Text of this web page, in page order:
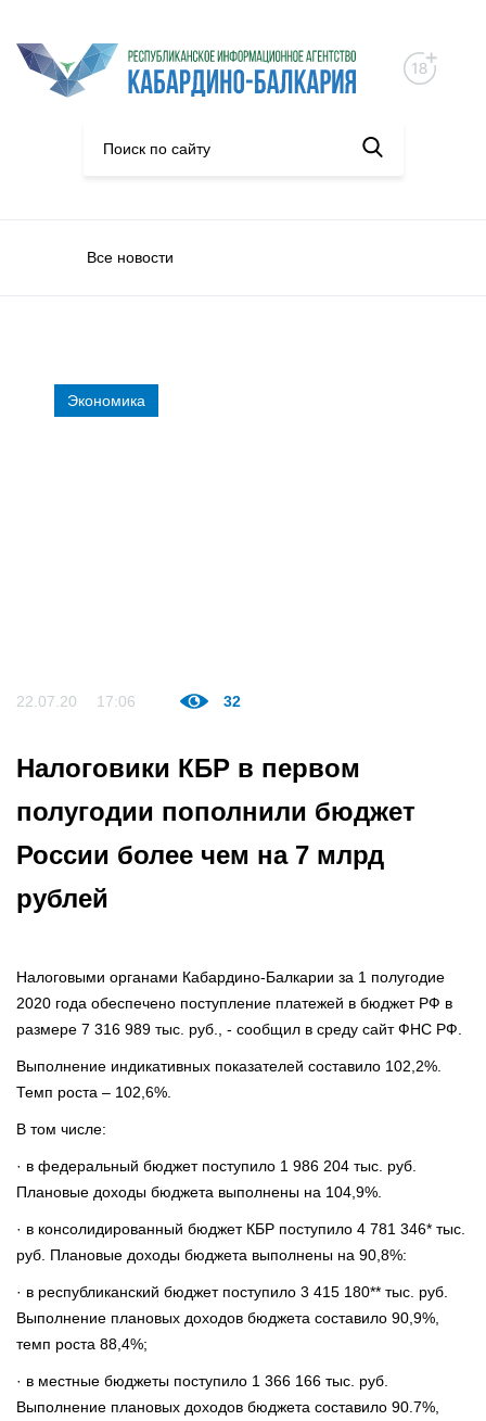
Все новости
Экономика
22.07.20 17:06 32
Налоговики КБР в первом
полугодии пополнили бюджет
России более чем на 7 млрд
рублей
Налоговыми органами Кабардино-Балкарии за 1 полугодие
2020 года обеспечено поступление платежей в бюджет РФ в
размере 7 316 989 тыс. руб., - сообщил в среду сайт ФНС РФ.
Выполнение индикативных показателей составило 102,2%.
Темп роста – 102,6%.
В том числе:
· в федеральный бюджет поступило 1 986 204 тыс. руб.
Плановые доходы бюджета выполнены на 104,9%.
· в консолидированный бюджет КБР поступило 4 781 346* тыс.
руб. Плановые доходы бюджета выполнены на 90,8%:
· в республиканский бюджет поступило 3 415 180** тыс. руб.
Выполнение плановых доходов бюджета составило 90,9%,
темп роста 88,4%;
· в местные бюджеты поступило 1 366 166 тыс. руб.
Выполнение плановых доходов бюджета составило 90.7%,